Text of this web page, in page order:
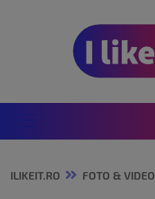
ILIKEIT.RO FOTO & VIDEO